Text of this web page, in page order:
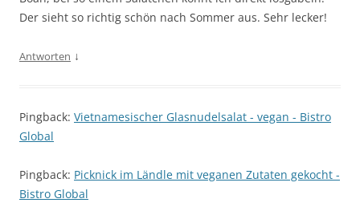
Der sieht so richtig schön nach Sommer aus. Sehr lecker!
Antworten ↓
Pingback: Vietnamesischer Glasnudelsalat - vegan - Bistro
Global
Pingback: Picknick im Ländle mit veganen Zutaten gekocht -
Bistro Global